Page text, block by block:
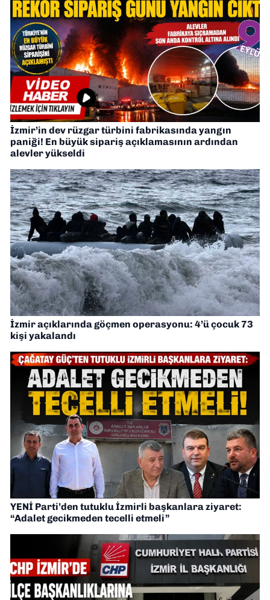
İzmir’in dev rüzgar türbini fabrikasında yangın
paniği! En büyük sipariş açıklamasının ardından
alevler yükseldi
İzmir açıklarında göçmen operasyonu: 4’ü çocuk 73
kişi yakalandı
YENİ Parti’den tutuklu İzmirli başkanlara ziyaret:
“Adalet gecikmeden tecelli etmeli”